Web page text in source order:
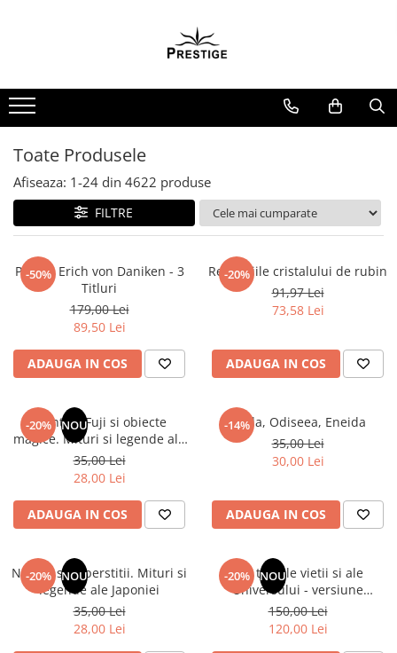
Noutati
Promotii
Spiritualitate - Ezoterism
AngelConnection
Arte Divinatorii
Chiromantie
Dezvoltare Spirituala
KidConnection
Minte Corp
New Illuminati Files
Numerologie
Paranormal
Parapsihologie
Audiobook
Religie
Crestinism
ScienceConnection
Toate Produsele
Afiseaza: 1-24 din 4622 produse
FILTRE
-50%
Pachet Erich von Daniken - 3
Titluri
179,00 Lei
89,50 Lei
ADAUGA IN COS
-20%
Revelatiile cristalului de rubin
91,97 Lei
73,58 Lei
ADAUGA IN COS
-20% NOU
Muntele Fuji si obiecte
magice. Mituri si legende ale
Japoniei
35,00 Lei
28,00 Lei
ADAUGA IN COS
-14%
Iliada, Odiseea, Eneida
35,00 Lei
30,00 Lei
ADAUGA IN COS
-20% NOU
Natura si superstitii. Mituri si
legende ale Japoniei
35,00 Lei
28,00 Lei
-20% NOU
Din tainele vietii si ale
Universului - versiune
originala din 1939. Volumele I-
III. Cutie de colectie -Scarlat
Demetrescu
150,00 Lei
120,00 Lei